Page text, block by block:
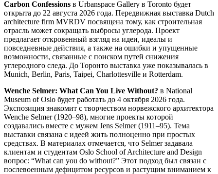
Carbon Confessions в Urbanspace Gallery в Toronto будет
открыта до 22 августа 2026 года. Передвижная выставка Dutch
architecture firm MVRDV посвящена тому, как строительная
отрасль может сокращать выбросы углерода. Проект
предлагает откровенный взгляд на идеи, идеалы и
повседневные действия, а также на ошибки и упущенные
возможности, связанные с поиском путей снижения
углеродного следа. До Торонто выставка уже показывалась в
Munich, Berlin, Paris, Taipei, Charlottesville и Rotterdam.
Wenche Selmer: What Can You Live Without? в National
Museum of Oslo будет работать до 4 октября 2026 года.
Экспозиция знакомит с творчеством норвежского архитектора
Wenche Selmer (1920–98), многие проекты которой
создавались вместе с мужем Jens Selmer (1911–95). Тема
выставки связана с идеей жить полноценно при простых
средствах. В материалах отмечается, что Selmer задавала
клиентам и студентам Oslo School of Architecture and Design
вопрос: “What can you do without?” Этот подход был связан с
послевоенным дефицитом ресурсов и растущим вниманием к